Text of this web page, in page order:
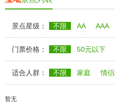
景点星级： 不限 AA AAA
门票价格： 不限 50元以下
适合人群： 不限 家庭 情侣
暂无